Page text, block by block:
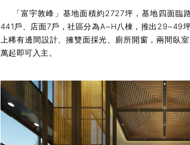
「富宇敦峰」基地面積約2727坪，基地四面臨
441戶、店面7戶，社區分為A~H八棟，推出29~49
上稀有邊間設計、擁雙面採光、廁所開窗，兩間臥
萬起即可入主。